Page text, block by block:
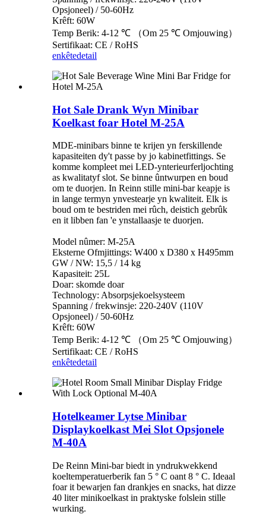
Opsjoneel) / 50-60Hz
Krêft: 60W
Temp Berik: 4-12 ℃ （Om 25 ℃ Omjouwing）
Sertifikaat: CE / RoHS
enkêtedetail
Hot Sale Drank Wyn Minibar
Koelkast foar Hotel M-25A
MDE-minibars binne te krijen yn ferskillende
kapasiteiten dy't passe by jo kabinetfittings. Se
komme kompleet mei LED-ynterieurferljochting
as kwalitatyf slot. Se binne ûntwurpen en boud
om te duorjen. In Reinn stille mini-bar keapje is
in lange termyn ynvestearje yn kwaliteit. Elk is
boud om te bestriden mei rûch, deistich gebrûk
en it libben fan 'e ynstallaasje te duorjen.
Model nûmer: M-25A
Eksterne Ofmjittings: W400 x D380 x H495mm
GW / NW: 15,5 / 14 kg
Kapasiteit: 25L
Doar: skomde doar
Technology: Absorpsjekoelsysteem
Spanning / frekwinsje: 220-240V (110V
Opsjoneel) / 50-60Hz
Krêft: 60W
Temp Berik: 4-12 ℃ （Om 25 ℃ Omjouwing）
Sertifikaat: CE / RoHS
enkêtedetail
Hotelkeamer Lytse Minibar
Displaykoelkast Mei Slot Opsjonele
M-40A
De Reinn Mini-bar biedt in yndrukwekkend
koeltemperatuerberik fan 5 ° C oant 8 ° C. Ideaal
foar it bewarjen fan drankjes en snacks, hat dizze
40 liter minikoelkast in praktyske folslein stille
wurking.